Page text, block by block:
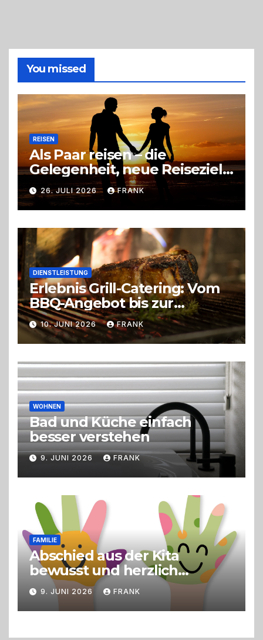
richtige
Entscheidung
You missed
REISEN
Als Paar reisen – die
Gelegenheit, neue Reiseziele
zu entdecken
26. JULI 2026 FRANK
DIENSTLEISTUNG
Erlebnis Grill-Catering: Vom
BBQ-Angebot bis zur
perfekten Eventorganisation
Trend zu Outdoor-Events,
Erlebnisgastronomie und
Live-Cooking
10. JUNI 2026 FRANK
WOHNEN
Bad und Küche einfach
besser verstehen
9. JUNI 2026 FRANK
FAMILIE
Abschied aus der Kita
bewusst und herzlich
gestalten
9. JUNI 2026 FRANK